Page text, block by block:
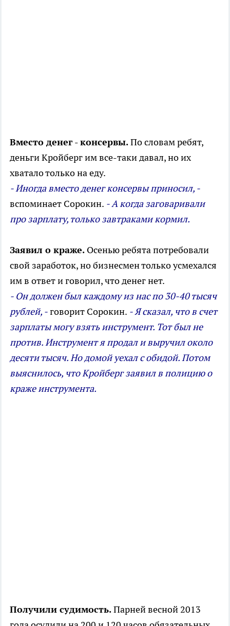
Вместо денег - консервы.По словам ребят,
деньги Кройберг им все-таки давал, но их
хватало только на еду.
- Иногда вместо денег консервы приносил, -
вспоминает Сорокин. - А когда заговаривали
про зарплату, только завтраками кормил.
Заявил о краже. Осенью ребята потребовали
свой заработок, но бизнесмен только усмехался
им в ответ и говорил, что денег нет.
- Он должен был каждому из нас по 30-40 тысяч
рублей, -говорит Сорокин. - Я сказал, что в счет
зарплаты могу взять инструмент. Тот был не
против. Инструмент я продал и выручил около
десяти тысяч. Но домой уехал с обидой. Потом
выяснилось, что Кройберг заявил в полицию о
краже инструмента.
Получили судимость.Парней весной 2013